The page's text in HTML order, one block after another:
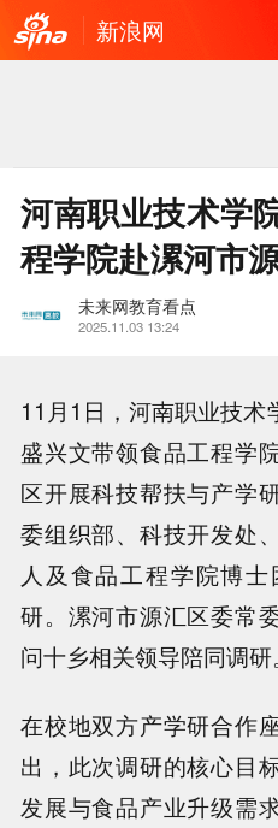
新浪网
河南职业技术学
程学院赴漯河市
未来网教育看点
2025.11.03 13:24
11月1日，河南职业技
盛兴文带领食品工程学
区开展科技帮扶与产学
委组织部、科技开发处
人及食品工程学院博
研。漯河市源汇区委常
问十乡相关领导陪同调研。
在校地双方产学研合作
出，此次调研的核心目
发展与食品产业升级需